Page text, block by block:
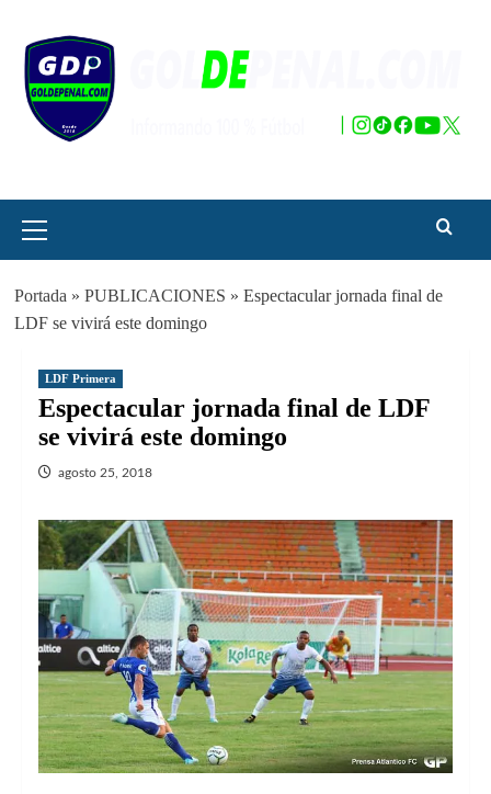
contenido
principal
Portada » PUBLICACIONES » Espectacular jornada final de
LDF se vivirá este domingo
LDF Primera
Espectacular jornada final de LDF
se vivirá este domingo
agosto 25, 2018